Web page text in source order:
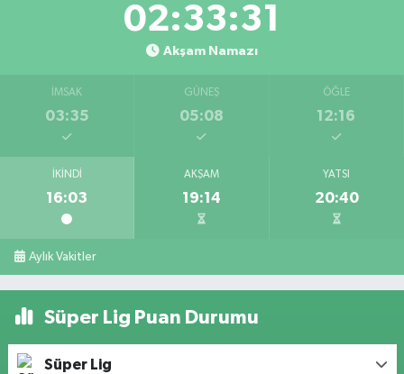
02:33:30
Akşam Namazı
İMSAK
03:35
GÜNEŞ
05:08
ÖĞLE
12:16
İKINDI
16:03
AKŞAM
19:14
YATSI
20:40
Aylık Vakitler
Süper Lig Puan Durumu
Süper Lig